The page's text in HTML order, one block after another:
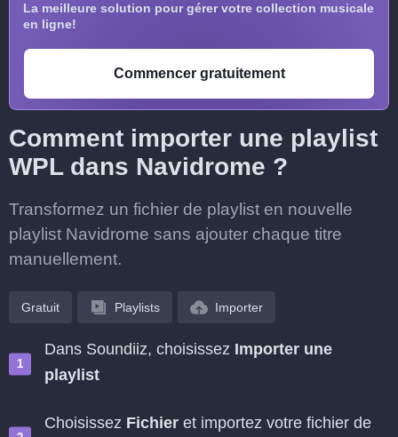
La meilleure solution pour gérer votre collection musicale
en ligne!
Commencer gratuitement
Comment importer une playlist
WPL dans Navidrome ?
Transformez un fichier de playlist en nouvelle
playlist Navidrome sans ajouter chaque titre
manuellement.
Gratuit Playlists Importer
Dans Soundiiz, choisissez Importer une
playlist
Choisissez Fichier et importez votre fichier de